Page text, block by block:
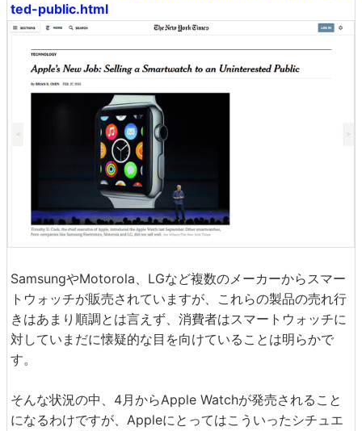
ted-public.html
SamsungやMotorola、LGなど複数のメーカーからスマー
トウォッチが販売されていますが、これらの製品の売れ行
きはあまり順調とは言えず、消費者はスマートウォッチに
対していまだに懐疑的な目を向けていることは明らかで
す。
そんな状況の中、4月からApple Watchが発売されること
になるわけですが、Appleにとってはこういったシチュエ